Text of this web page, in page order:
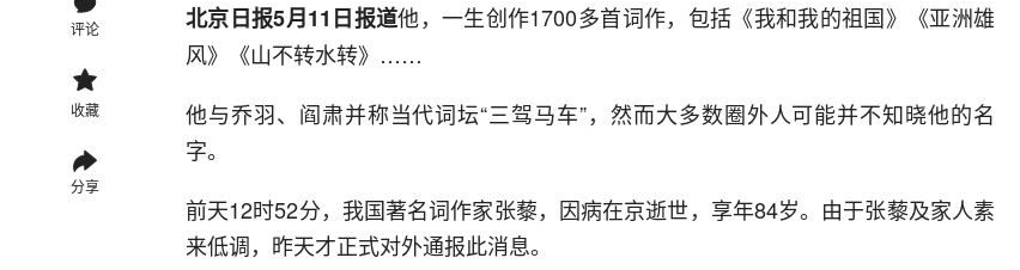
评论
收藏
分享
北京日报5月11日报道他，一生创作1700多首词作，包括《我和我的祖国》《亚洲雄
风》《山不转水转》……
他与乔羽、阎肃并称当代词坛“三驾马车”，然而大多数圈外人可能并不知晓他的名
字。
前天12时52分，我国著名词作家张藜，因病在京逝世，享年84岁。由于张藜及家人素
来低调，昨天才正式对外通报此消息。